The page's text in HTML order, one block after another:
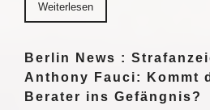
Weiterlesen
Berlin News :
Anthony Fauci: Kommt
Berater ins Gefängnis?